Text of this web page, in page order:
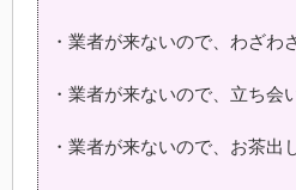
・業者が来ないので、わざわ
・業者が来ないので、立ち会
・業者が来ないので、お茶出